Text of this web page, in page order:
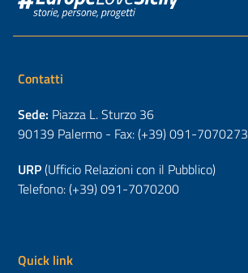
Contatti
Sede: Piazza L. Sturzo 36
90139 Palermo - Fax: (+39) 091-7070273
URP(Ufficio Relazioni con il Pubblico)
Telefono: (+39) 091-7070200
Quick link